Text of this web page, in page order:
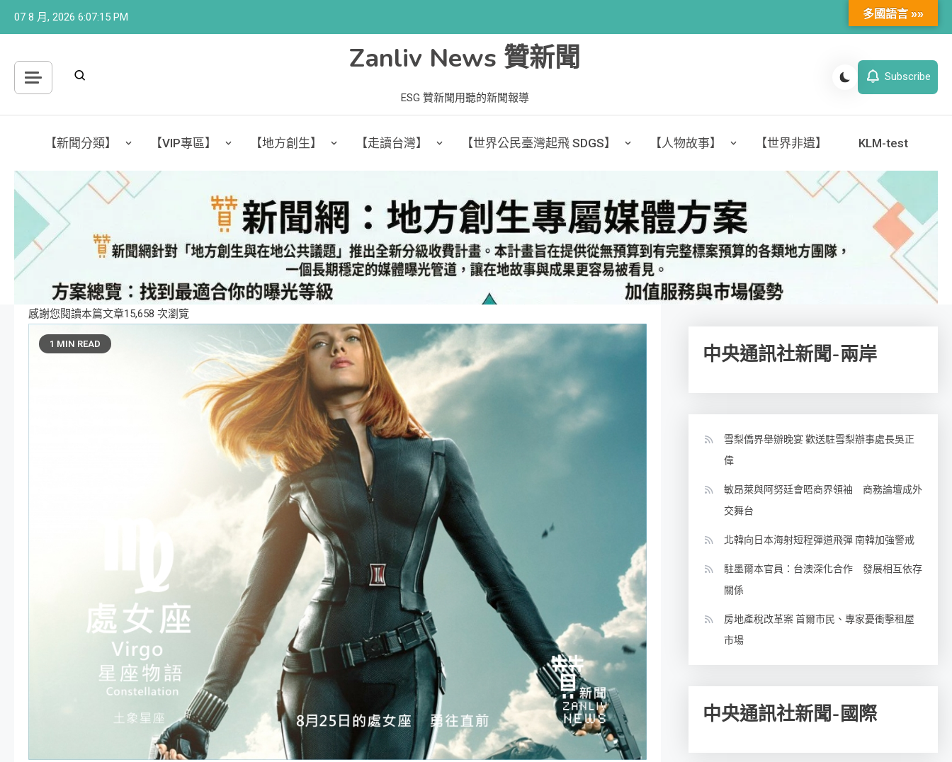
07 8 月, 2026 6:07:16 PM
Zanliv News 贊新聞
ESG 贊新聞用聽的新聞報導
Subscribe
【新聞分類】 【VIP專區】 【地方創生】 【走讀台灣】 【世界公民臺灣起飛 SDGS】 【人物故事】 【世界非遺】 KLM-test
感謝您閱讀本篇文章15,658 次瀏覽
1 MIN READ 中央通訊社新聞-兩岸
雪梨僑界舉辦晚宴 歡送駐雪梨辦事處長吳正
偉
敏昂萊與阿努廷會晤商界領袖 商務論壇成外
交舞台
北韓向日本海射短程彈道飛彈 南韓加強警戒
駐墨爾本官員：台澳深化合作 發展相互依存
關係
房地產稅改革案 首爾市民、專家憂衝擊租屋
市場
中央通訊社新聞-國際
多國語言 »»